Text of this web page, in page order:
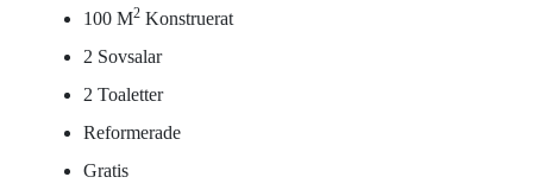
100 M2 Konstruerat
2 Sovsalar
2 Toaletter
Reformerade
Gratis